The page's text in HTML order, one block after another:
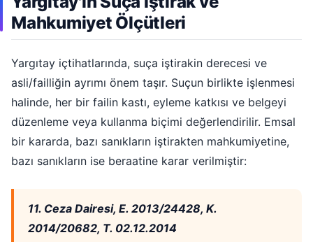
Mahkumiyet Ölçütleri
Yargıtay içtihatlarında, suça iştirakin derecesi ve
asli/failliğin ayrımı önem taşır. Suçun birlikte işlenmesi
halinde, her bir failin kastı, eyleme katkısı ve belgeyi
düzenleme veya kullanma biçimi değerlendirilir. Emsal
bir kararda, bazı sanıkların iştirakten mahkumiyetine,
bazı sanıkların ise beraatine karar verilmiştir:
11. Ceza Dairesi, E. 2013/24428, K.
2014/20682, T. 02.12.2014